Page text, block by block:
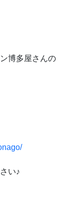
博多屋さんの
い♪